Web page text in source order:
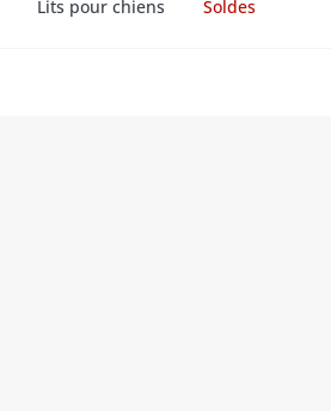
Lits pour chiens Soldes